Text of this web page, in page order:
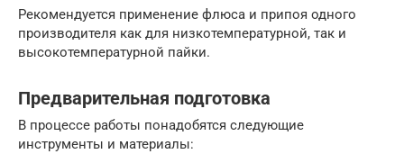
Рекомендуется применение флюса и припоя одного
производителя как для низкотемпературной, так и
высокотемпературной пайки.
Предварительная подготовка
В процессе работы понадобятся следующие
инструменты и материалы: